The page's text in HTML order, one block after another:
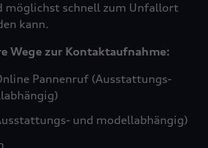
möglichst schnell zum Unfallort
kann.
Wege zur Kontaktaufnahme:
Pannenruf (Ausstattungs-
und modellabhängig)